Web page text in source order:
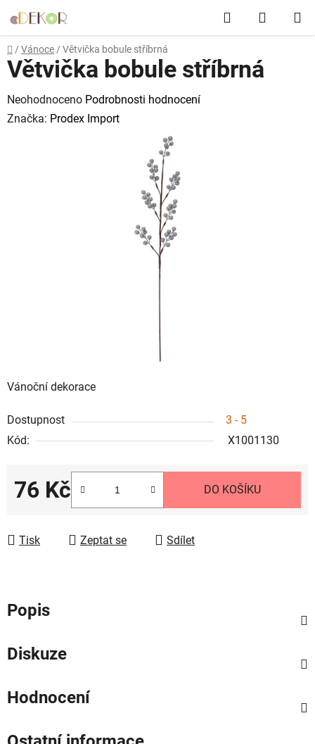
na
obsah
Hledat
KOŠÍK
Domů
/ Vánoce / Větvička bobule stříbrná
Vánoční dekorace
Dostupnost
3 - 5
Kód:
X1001130
76 Kč
Měrná cena:
DO KOŠÍKU
Tisk Zeptat se Sdílet
Větvička bobule stříbrná
Průměrné
hodnocení
Neohodnoceno Podrobnosti hodnocení
Značka: Prodex Import
Popis
Diskuze
Hodnocení